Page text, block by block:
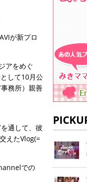
が新プロ
アをめぐ
して10月公
務所）親善
通して、彼
えたVlog(=
での